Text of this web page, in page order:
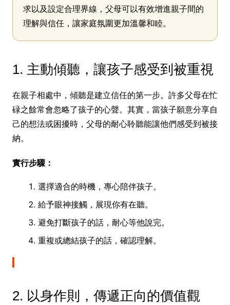
求以及設定合理界線，父母可以有效增進親子間的
理解與信任，讓家庭氛圍更加溫馨和睦。
1. 主動傾聽，讓孩子感受到被重視
在親子相處中，傾聽是建立信任的第一步。許多父母在忙
碌之餘常會忽略了孩子的心聲。其實，當孩子願意分享自
己的想法或困擾時，父母的耐心聆聽能讓他們感受到被接
納。
實行步驟：
選擇適合的時機，專心陪伴孩子。
給予眼神接觸，展現你有在聽。
避免打斷孩子的話，耐心等他說完。
重複或總結孩子的話，確認理解。
2. 以身作則，傳遞正向的價值觀